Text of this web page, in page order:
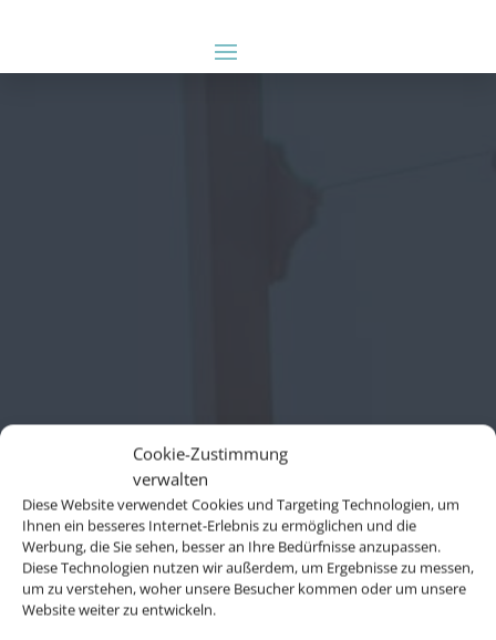
Cookie-Zustimmung
verwalten
Diese Website verwendet Cookies und Targeting Technologien, um
Ihnen ein besseres Internet-Erlebnis zu ermöglichen und die
Werbung, die Sie sehen, besser an Ihre Bedürfnisse anzupassen.
Diese Technologien nutzen wir außerdem, um Ergebnisse zu messen,
um zu verstehen, woher unsere Besucher kommen oder um unsere
Website weiter zu entwickeln.